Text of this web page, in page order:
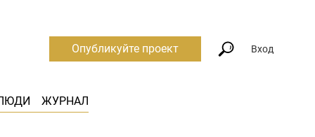
ЖУРНАЛ
Опубликуйте проект Вход